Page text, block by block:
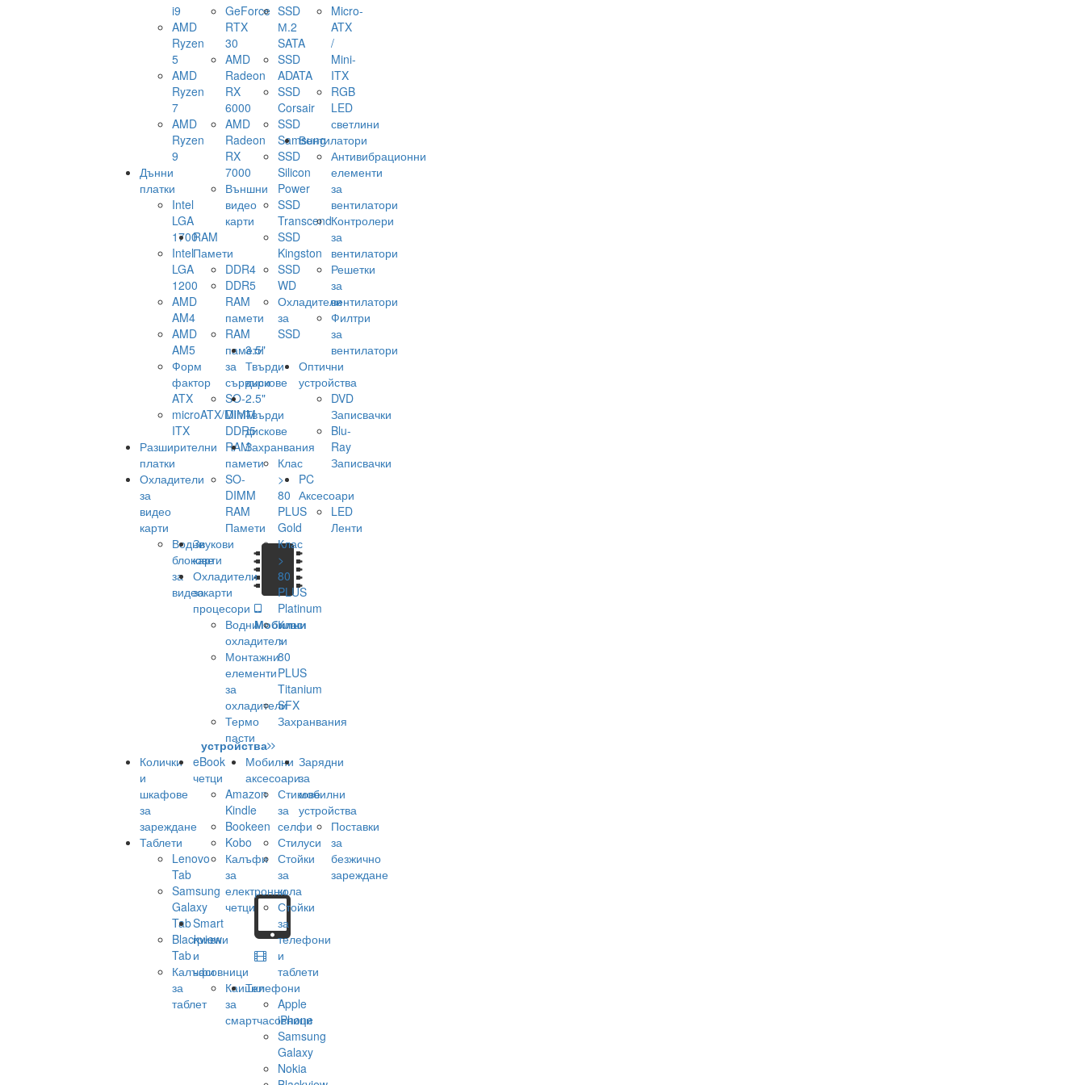
i9
AMD
Ryzen
5
AMD
Ryzen
7
AMD
Ryzen
9
Дънни
платки
Intel
LGA
1700
Intel
LGA
1200
AMD
AM4
AMD
AM5
Форм
фактор
ATX
microATX/Mini-
ITX
Разширителни
платки
Охладители
за
видео
карти
Водни
блокове
за
видеокарти
GeForce
RTX
30
AMD
Radeon
RX
6000
AMD
Radeon
RX
7000
Външни
видео
карти
RAM
Памети
DDR4
DDR5
RAM
памети
RAM
памети
за
сървъри
SO-
DIMM
DDR5
RAM
памети
SO-
DIMM
RAM
Памети
Звукови
карти
Охладители
за
процесори
Водни
охладители
Монтажни
елементи
за
охладители
Термо
пасти
SSD
М.2
SATA
SSD
ADATA
SSD
Corsair
SSD
Samsung
SSD
Silicon
Power
SSD
Transcend
SSD
Kingston
SSD
WD
Охладители
за
SSD
3.5"
Твърди
дискове
2.5"
Твърди
дискове
Захранвания
Клас
>
80
PLUS
Gold
Клас
>
80
PLUS
Platinum
Клас
>
80
PLUS
Titanium
SFX
Захранвания
Micro-
ATX
/
Mini-
ITX
RGB
LED
светлини
Вентилатори
Антивибрационни
елементи
за
вентилатори
Контролери
за
вентилатори
Решетки
за
вентилатори
Филтри
за
вентилатори
Оптични
устройства
DVD
Записвачки
Blu-
Ray
Записвачки
PC
Аксесоари
LED
Ленти
Мобилни
устройства
Колички
и
шкафове
за
зареждане
Таблети
Lenovo
Tab
Samsung
Galaxy
Tab
Blackview
Tab
Калъфи
за
таблет
eBook
четци
Amazon
Kindle
Bookeen
Kobo
Калъфи
за
електронни
четци
Smart
гривни
и
часовници
Каишки
за
смартчасовници
Мобилни
аксесоари
Стикове
за
селфи
Стилуси
Стойки
за
кола
Стойки
за
телефони
и
таблети
Телефони
Apple
iPhone
Samsung
Galaxy
Nokia
Зарядни
за
мобилни
устройства
Поставки
за
безжично
зареждане